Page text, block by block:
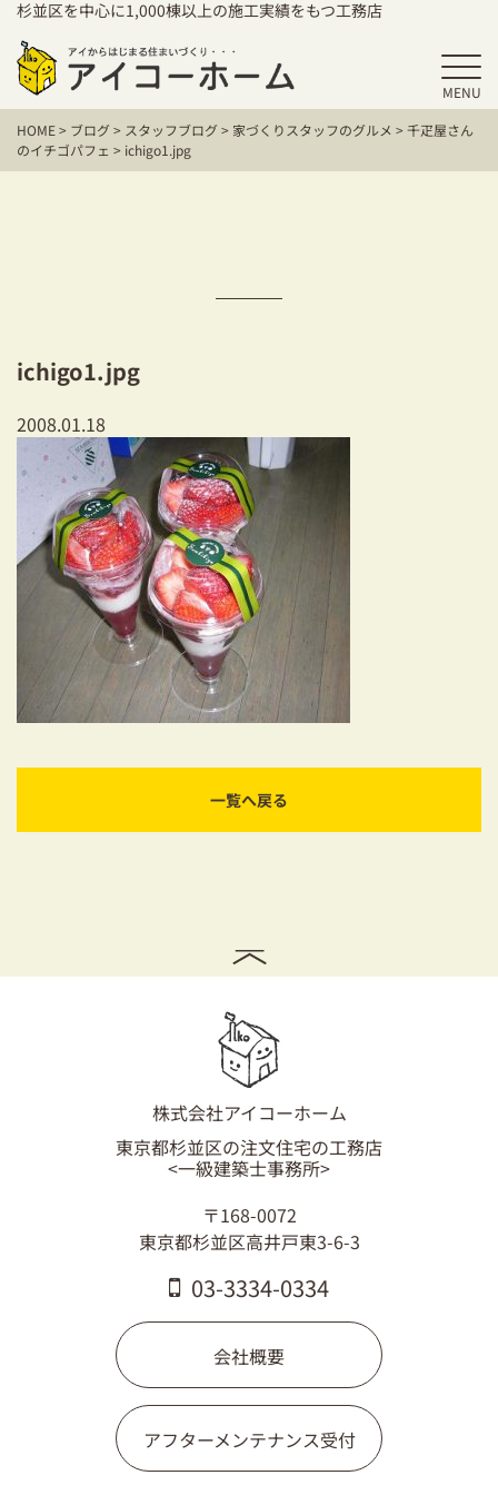
杉並区を中心に1,000棟以上の施工実績をもつ工務店
MENU
HOME
アイコーホームの家づくり
保証／アフターサポート
建て替えをお考えの方
耐震対策も安心の家づくり
リフォーム・リノベーションをお考えの方
必見！土地からお探しの方へ
資金計画についてのご相談
ショールーム
お知らせ
採用情報
03-3334-0334
HOME> ブログ> スタッフブログ> 家づくりスタッフのグルメ >千疋屋さん
のイチゴパフェ > ichigo1.jpg
ichigo1.jpg
2008.01.18
一覧へ戻る
株式会社アイコーホーム
東京都杉並区の注文住宅の工務店
<一級建築士事務所>
〒168-0072
東京都杉並区高井戸東3-6-3
03-3334-0334
会社概要
アフターメンテナンス受付